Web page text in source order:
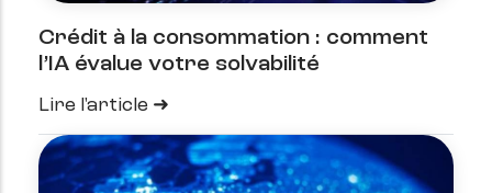
Crédit à la consommation : comment
l’IA évalue votre solvabilité
Lire l'article